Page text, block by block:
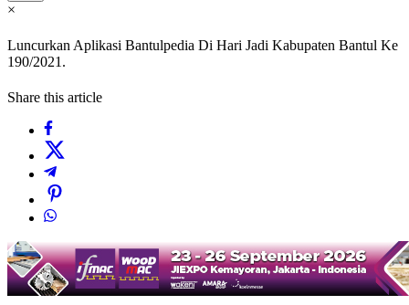
×
Luncurkan Aplikasi Bantulpedia Di Hari Jadi Kabupaten Bantul Ke
190/2021.
Share this article